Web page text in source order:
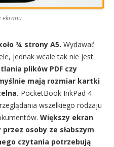
ekranu
¾ strony A5. Wydawać
jednak wcale tak nie jest.
plików PDF czy
mają rozmiar kartki
PocketBook InkPad 4
wszelkiego rodzaju
Większy ekran
osoby ze słabszym
czytania potrzebują